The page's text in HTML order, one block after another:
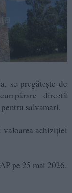
se pregătește de
directă
salvamari.
valoarea achiziției
pe 25 mai 2026.